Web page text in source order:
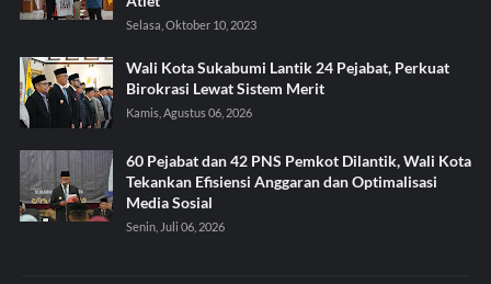
Selasa, Oktober 10, 2023
Wali Kota Sukabumi Lantik 24 Pejabat, Perkuat
Birokrasi Lewat Sistem Merit
Kamis, Agustus 06, 2026
60 Pejabat dan 42 PNS Pemkot Dilantik, Wali Kota
Tekankan Efisiensi Anggaran dan Optimalisasi
Media Sosial
Senin, Juli 06, 2026